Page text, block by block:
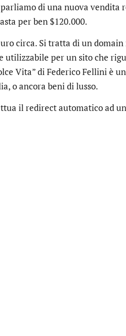
di una nuova vendita
per ben $120.000.
circa. Si tratta di un
utilizzabile per un sito che
Vita” di Federico Fellini è
o ancora beni di lusso.
il redirect automatico ad